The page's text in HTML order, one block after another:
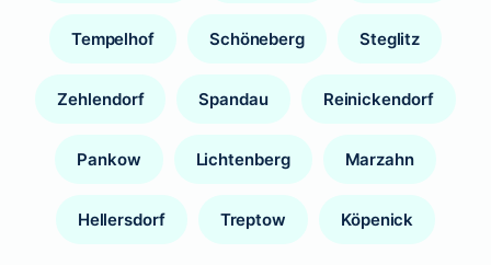
Tempelhof Schöneberg Steglitz
Zehlendorf Spandau Reinickendorf
Pankow Lichtenberg Marzahn
Hellersdorf Treptow Köpenick